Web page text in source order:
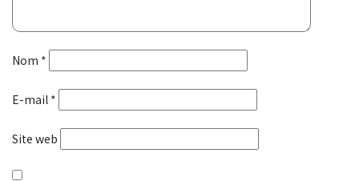
Nom *
E-mail *
Site web